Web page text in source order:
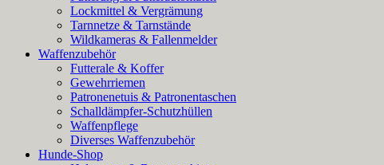
Lockmittel & Vergrämung
Tarnnetze & Tarnstände
Wildkameras & Fallenmelder
Waffenzubehör
Futterale & Koffer
Gewehrriemen
Patronenetuis & Patronentaschen
Schalldämpfer-Schutzhüllen
Waffenpflege
Diverses Waffenzubehör
Hunde-Shop